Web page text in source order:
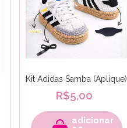
Kit Adidas Samba (Aplique)
R$5,00